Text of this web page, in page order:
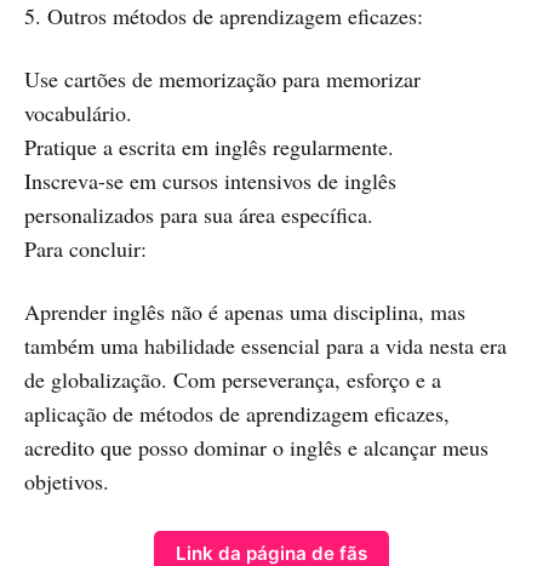
5. Outros métodos de aprendizagem eficazes:
Use cartões de memorização para memorizar
vocabulário.
Pratique a escrita em inglês regularmente.
Inscreva-se em cursos intensivos de inglês
personalizados para sua área específica.
Para concluir:
Aprender inglês não é apenas uma disciplina, mas
também uma habilidade essencial para a vida nesta era
de globalização. Com perseverança, esforço e a
aplicação de métodos de aprendizagem eficazes,
acredito que posso dominar o inglês e alcançar meus
objetivos.
Link da página de fãs